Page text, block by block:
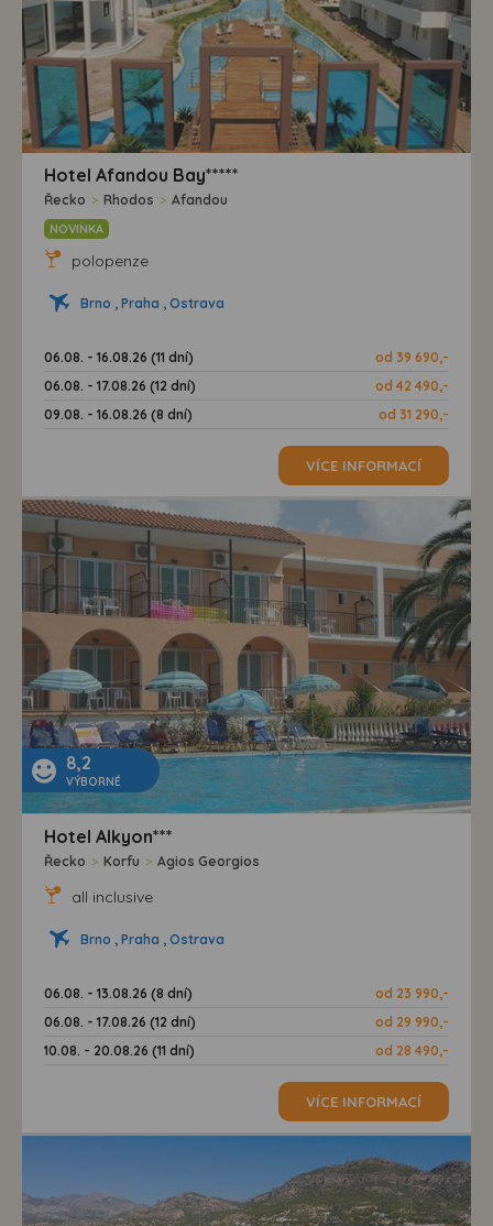
Hotel Afandou Bay*****
Řecko > Rhodos > Afandou
NOVINKA
polopenze
Brno , Praha , Ostrava
06.08. - 16.08.26 (11 dní)
od 39 690,-
06.08. - 17.08.26 (12 dní)
od 42 490,-
09.08. - 16.08.26 (8 dní)
od 31 290,-
VÍCE INFORMACÍ
8,2
VÝBORNÉ
Hotel Alkyon***
Řecko > Korfu > Agios Georgios
all inclusive
Brno , Praha , Ostrava
06.08. - 13.08.26 (8 dní)
od 23 990,-
06.08. - 17.08.26 (12 dní)
od 29 990,-
10.08. - 20.08.26 (11 dní)
od 28 490,-
VÍCE INFORMACÍ